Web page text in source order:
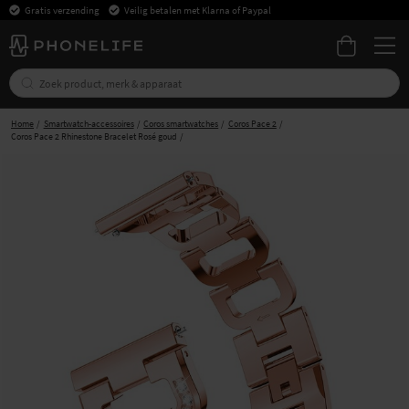
Gratis verzending Veilig betalen met Klarna of Paypal
Home Smartwatch-accessoires Coros smartwatches
Coros Pace 2
Coros Pace 2 Rhinestone Bracelet Rosé goud